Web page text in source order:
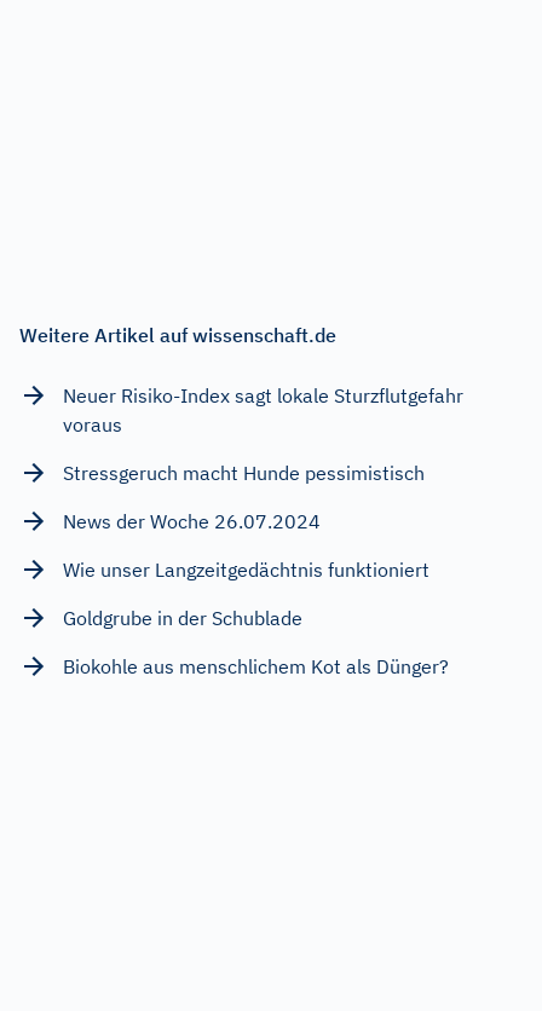
Weitere Artikel auf wissenschaft.de
Neuer Risiko-Index sagt lokale Sturzflutgefahr
voraus
Stressgeruch macht Hunde pessimistisch
News der Woche 26.07.2024
Wie unser Langzeitgedächtnis funktioniert
Goldgrube in der Schublade
Biokohle aus menschlichem Kot als Dünger?